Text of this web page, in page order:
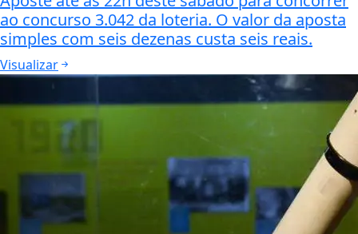
ao concurso 3.042 da loteria. O valor da aposta
simples com seis dezenas custa seis reais.
Visualizar